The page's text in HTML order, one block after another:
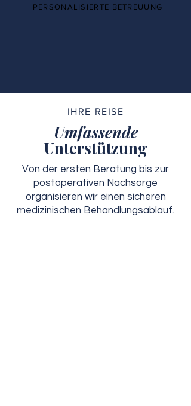
PERSONALISIERTE BETREUUNG
IHRE REISE
Umfassende
Unterstützung
Von der ersten Beratung bis zur
postoperativen Nachsorge
organisieren wir einen sicheren
medizinischen Behandlungsablauf.